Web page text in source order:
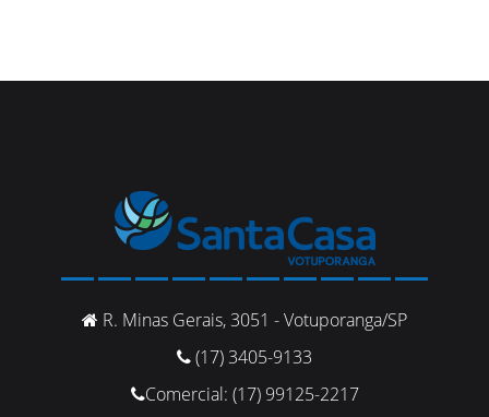
R. Minas Gerais, 3051 - Votuporanga/SP
(17) 3405-9133
Comercial: (17) 99125-2217